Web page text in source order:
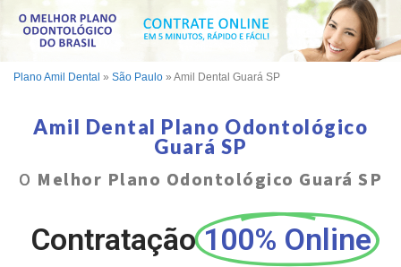
Plano Amil Dental » São Paulo » Amil Dental Guará SP
Amil Dental Plano Odontológico
Guará SP
O Melhor Plano Odontológico Guará SP
Contratação 100% Online